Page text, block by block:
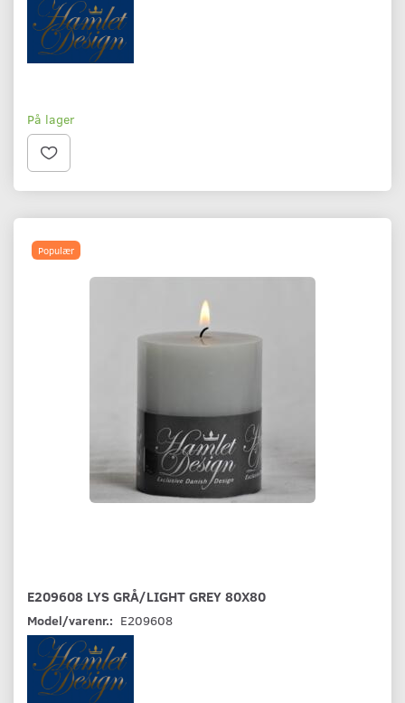
På lager
Populær
E209608 LYS GRÅ/LIGHT GREY 80X80
Model/varenr.: E209608